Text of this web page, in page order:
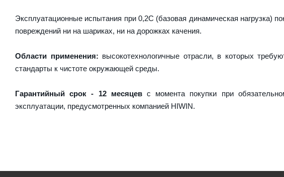
Эксплуатационные испытания при 0,2C (базовая динамическая нагрузка)
повреждений ни на шариках, ни на дорожках качения.
Области применения: высокотехнологичные отрасли, в которых
стандарты к чистоте окружающей среды.
Гарантийный срок - 12 месяцевс момента покупки при
эксплуатации, предусмотренных компанией HIWIN.